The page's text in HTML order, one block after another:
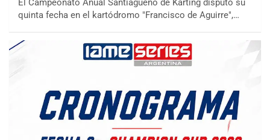
El Campeonato Anual Santiagueño de Karting disputó su
quinta fecha en el kartódromo "Francisco de Aguirre",…